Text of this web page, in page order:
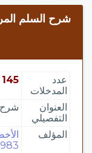
شرح السلم
عدد
المدخلات
145
العنوان
التفصيلي
شرح
المؤلف
983